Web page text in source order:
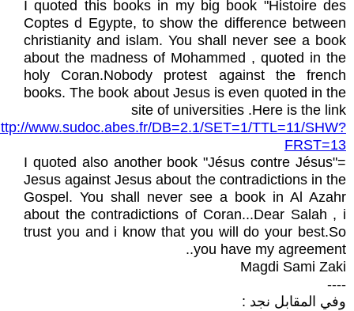
I quoted this books in my big book "Histoire des
Coptes d Egypte, to show the difference between
christianity and islam. You shall never see a book
about the madness of Mohammed , quoted in the
holy Coran.Nobody protest against the french
books. The book about Jesus is even quoted in the
site of universities .Here is the link
www.sudoc.abes.fr/DB=2.1/SET=1/TTL=11/SHW?
FRST=13
I quoted also another book "Jésus contre Jésus"=
Jesus against Jesus about the contradictions in the
Gospel. You shall never see a book in Al Azahr
about the contradictions of Coran...Dear Salah , i
trust you and i know that you will do your best.So
you have my agreement..
Magdi Sami Zaki
----
وفي المقابل نجد :